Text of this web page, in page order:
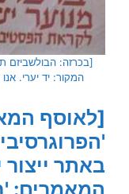
[בכרזה: הבולשביזם
המקור: יד יערי.
[לאוסף
באתר ייצור
המאמרים: